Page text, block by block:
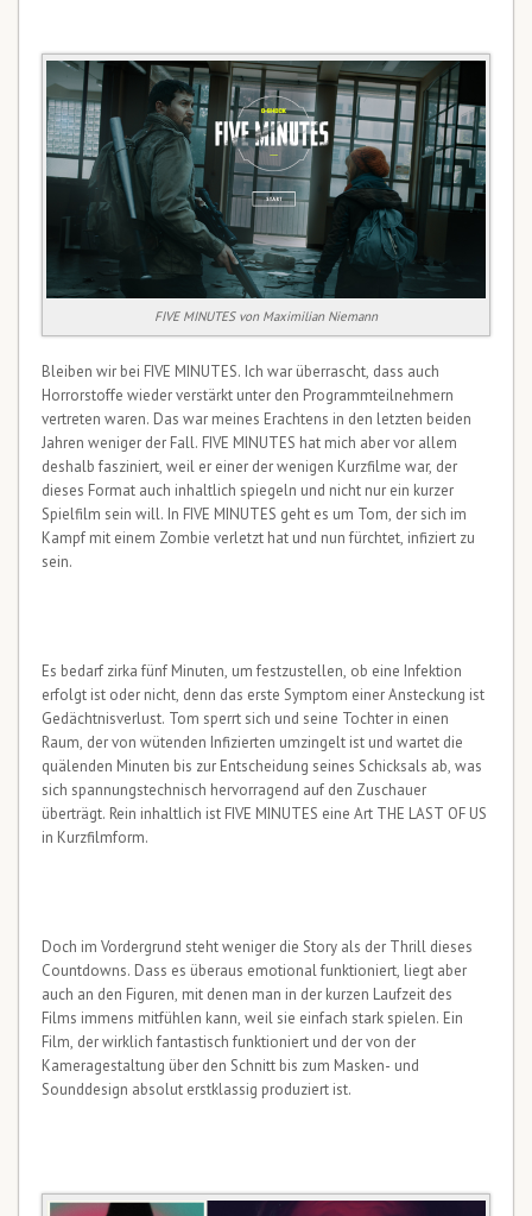
FIVE MINUTES von Maximilian Niemann
Bleiben wir bei FIVE MINUTES. Ich war überrascht, dass auch
Horrorstoffe wieder verstärkt unter den Programmteilnehmern
vertreten waren. Das war meines Erachtens in den letzten beiden
Jahren weniger der Fall. FIVE MINUTES hat mich aber vor allem
deshalb fasziniert, weil er einer der wenigen Kurzfilme war, der
dieses Format auch inhaltlich spiegeln und nicht nur ein kurzer
Spielfilm sein will. In FIVE MINUTES geht es um Tom, der sich im
Kampf mit einem Zombie verletzt hat und nun fürchtet, infiziert zu
sein.
Es bedarf zirka fünf Minuten, um festzustellen, ob eine Infektion
erfolgt ist oder nicht, denn das erste Symptom einer Ansteckung ist
Gedächtnisverlust. Tom sperrt sich und seine Tochter in einen
Raum, der von wütenden Infizierten umzingelt ist und wartet die
quälenden Minuten bis zur Entscheidung seines Schicksals ab, was
sich spannungstechnisch hervorragend auf den Zuschauer
überträgt. Rein inhaltlich ist FIVE MINUTES eine Art THE LAST OF US
in Kurzfilmform.
Doch im Vordergrund steht weniger die Story als der Thrill dieses
Countdowns. Dass es überaus emotional funktioniert, liegt aber
auch an den Figuren, mit denen man in der kurzen Laufzeit des
Films immens mitfühlen kann, weil sie einfach stark spielen. Ein
Film, der wirklich fantastisch funktioniert und der von der
Kameragestaltung über den Schnitt bis zum Masken- und
Sounddesign absolut erstklassig produziert ist.